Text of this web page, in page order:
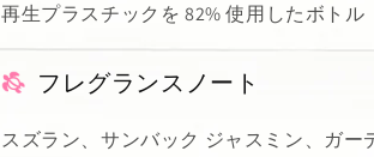
再生プラスチックを 82% 使用したボトル
フレグランスノート
スズラン、サンバック ジャスミン、ガ